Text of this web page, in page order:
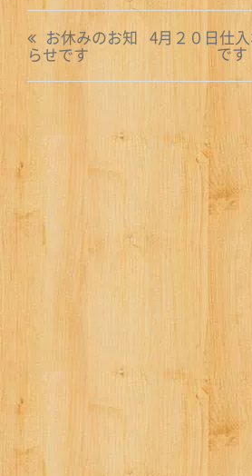
投
稿
ー
シ
お休みのお知
らせです
4月２０日仕
です